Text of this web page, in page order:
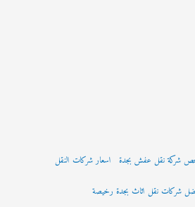
شركة نقل عفش بجدة اسعار شركات النقل
شركات نقل اثاث بجدة رخيصة